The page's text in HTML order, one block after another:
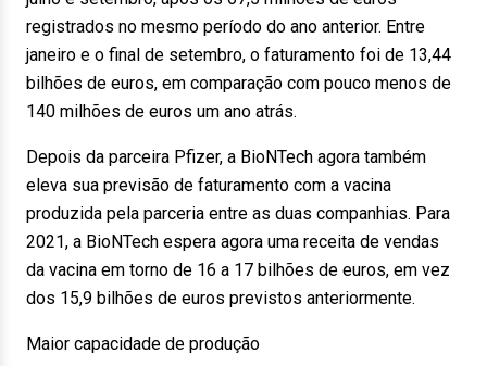
registrados no mesmo período do ano anterior. Entre
janeiro e o final de setembro, o faturamento foi de 13,44
bilhões de euros, em comparação com pouco menos de
140 milhões de euros um ano atrás.
Depois da parceira Pfizer, a BioNTech agora também
eleva sua previsão de faturamento com a vacina
produzida pela parceria entre as duas companhias. Para
2021, a BioNTech espera agora uma receita de vendas
da vacina em torno de 16 a 17 bilhões de euros, em vez
dos 15,9 bilhões de euros previstos anteriormente.
Maior capacidade de produção